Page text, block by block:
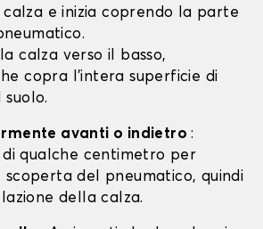
calza e inizia coprendo la parte
calza verso il basso,
copra l'intera superficie di
avanti o indietro:
di qualche centimetro per
del pneumatico, quindi
della calza.